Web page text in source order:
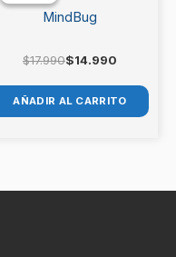
MindBug
$17.990
era:
$14.990
es:
AÑADIR AL CARRITO